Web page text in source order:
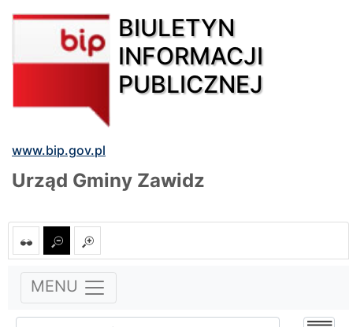
BIULETYN
INFORMACJI
PUBLICZNEJ
www.bip.gov.pl
Urząd Gminy Zawidz
MENU